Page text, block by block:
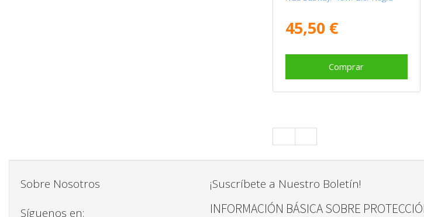
45,50 €
Comprar
Sobre Nosotros
Síguenos en:
¡Suscríbete a Nuestro Boletín!
INFORMACIÓN BÁSICA SOBRE